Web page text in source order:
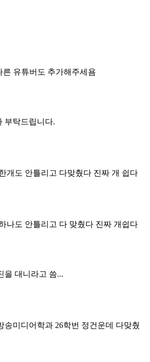
른 유튜버도 추가해주세욤
부탁드립니다.
개도 안틀리고 다맞췄다 진짜 개 쉽다
나도 안틀리고 다 맞췄다 진짜 개쉽다
을 대니라고 씀...
송미디어학과 26학번 정건운데 다맞췄